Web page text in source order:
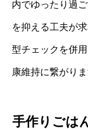
内でゆったり過
を抑える工夫が
型チェックを併
康維持に繋がりま
手作りごは